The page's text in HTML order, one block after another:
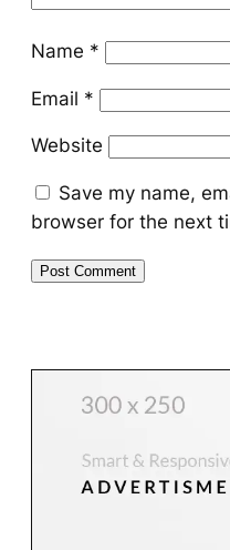
Name *
Email *
Website
Save my name,
browser for the next